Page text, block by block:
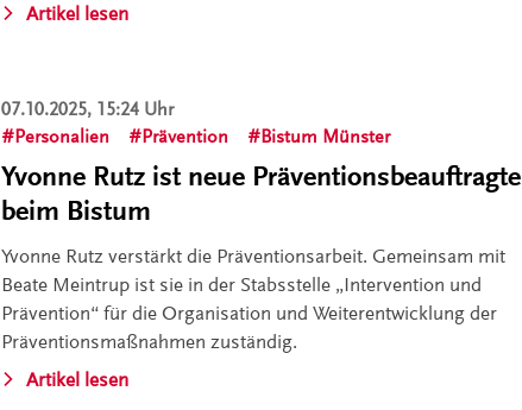
Artikel lesen
07.10.2025, 15:24 Uhr
Personalien
Prävention Bistum Münster
Yvonne Rutz ist neue Präventionsbeauftragte
beim Bistum
Yvonne Rutz verstärkt die Präventionsarbeit. Gemeinsam mit
Beate Meintrup ist sie in der Stabsstelle „Intervention und
Prävention“ für die Organisation und Weiterentwicklung der
Präventionsmaßnahmen zuständig.
Artikel lesen